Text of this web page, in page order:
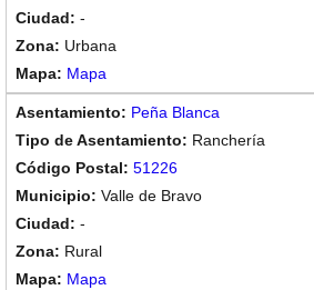
-
Urbana
Mapa
Peña Blanca
Ranchería
51226
Valle de Bravo
-
Rural
Mapa